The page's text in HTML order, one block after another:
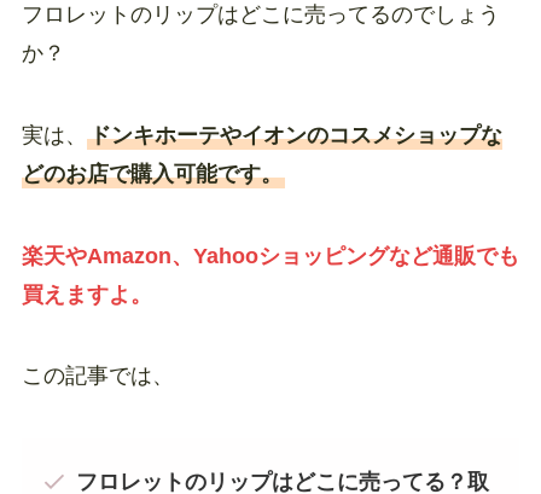
フロレットのリップはどこに売ってるのでしょう
か？
実は、 ドンキホーテやイオンのコスメショップな
どのお店で購入可能です。
楽天やAmazon、Yahooショッピングなど通販でも
買えますよ。
この記事では、
フロレットのリップはどこに売ってる？取